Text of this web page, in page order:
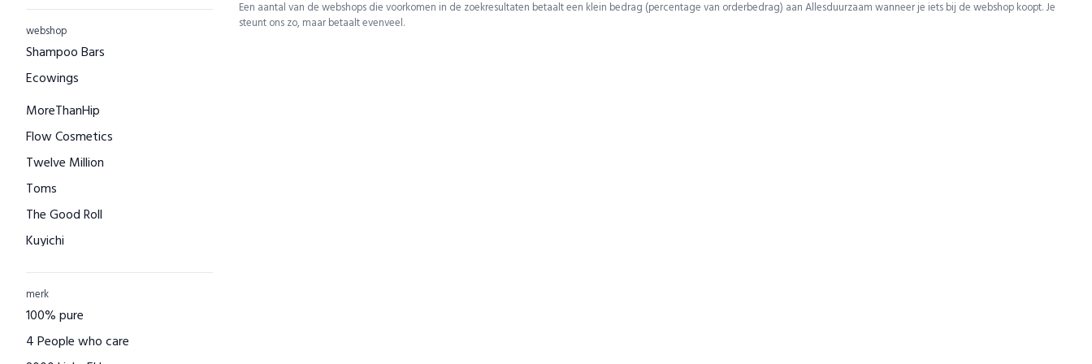
webshop
Shampoo Bars
Ecowings
MoreThanHip
Flow Cosmetics
Twelve Million
Toms
The Good Roll
Kuyichi
Bamigo
CAYBOO
Green Jump
merk
100% pure
4 People who care
Een aantal van de webshops die voorkomen in de zoekresultaten betaalt een klein bedrag (percentage van orderbedrag) aan Allesduurzaam wanneer je iets bij de webshop koopt. Je
steunt ons zo, maar betaalt evenveel.